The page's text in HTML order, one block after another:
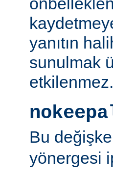
yanıtın
sunulmak
etkilenmez.
Bu
yönergesi